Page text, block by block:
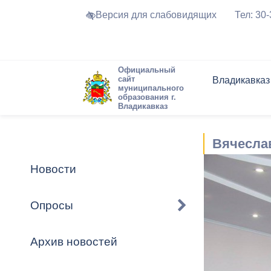
Версия для слабовидящих Тел:
Официальный
сайт
муниципального
образования г.
Владикавказ
Владикавказ
Устав
Города-
городского
Торги и
Программа
Формы
Обратная
Комиссии
График
Новостная
Актуально
Новости
Опросы
Архив новостей